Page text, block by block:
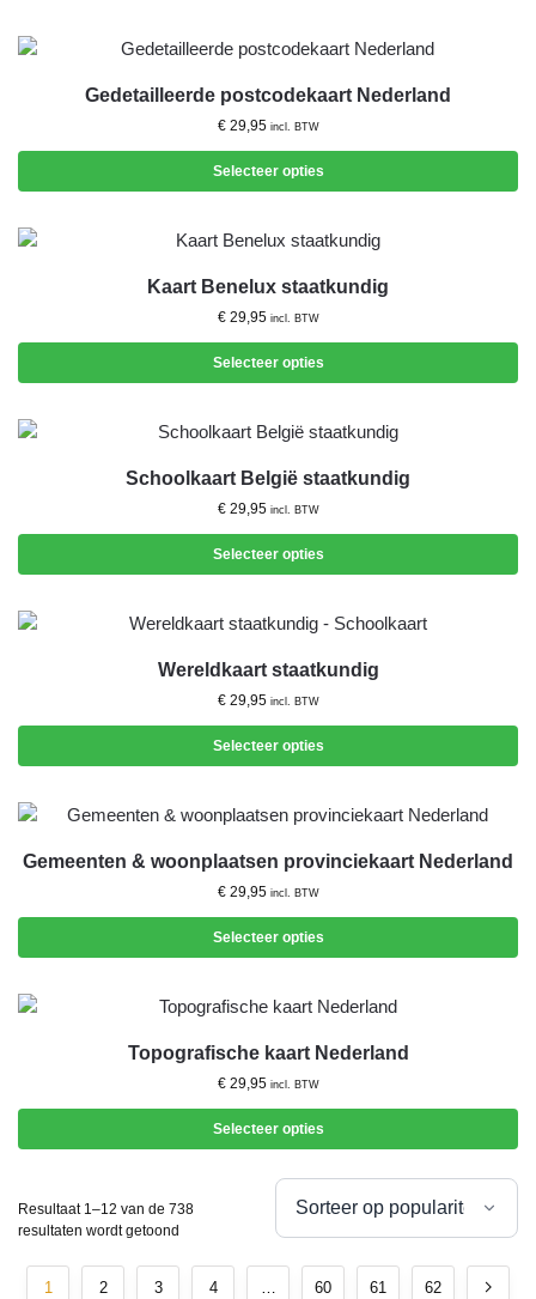
Gedetailleerde postcodekaart Nederland
€29,95 incl. BTW
Selecteer opties
Kaart Benelux staatkundig
€29,95 incl. BTW
Selecteer opties
Schoolkaart België staatkundig
€29,95 incl. BTW
Selecteer opties
Wereldkaart staatkundig
€29,95 incl. BTW
Selecteer opties
Gemeenten & woonplaatsen provinciekaart Nederland
€29,95 incl. BTW
Selecteer opties
Topografische kaart Nederland
€29,95 incl. BTW
Selecteer opties
Resultaat 1–12 van de 738
resultaten wordt getoond
1 2 3 4 … 60 61 62